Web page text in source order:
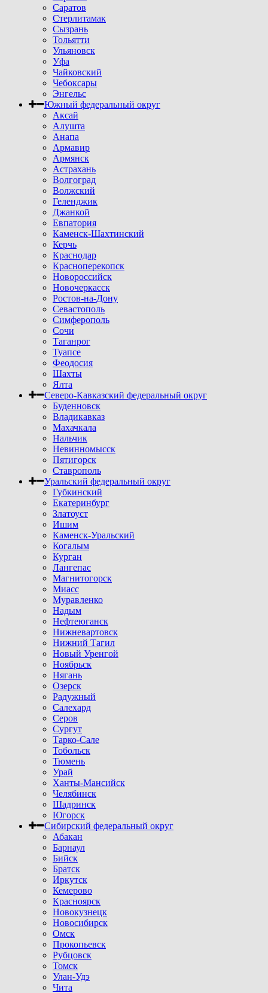
Саратов
Стерлитамак
Сызрань
Тольятти
Ульяновск
Уфа
Чайковский
Чебоксары
Энгельс
Южный федеральный округ
Аксай
Алушта
Анапа
Армавир
Армянск
Астрахань
Волгоград
Волжский
Геленджик
Джанкой
Евпатория
Каменск-Шахтинский
Керчь
Краснодар
Красноперекопск
Новороссийск
Новочеркасск
Ростов-на-Дону
Севастополь
Симферополь
Сочи
Таганрог
Туапсе
Феодосия
Шахты
Ялта
Северо-Кавказский федеральный округ
Буденновск
Владикавказ
Махачкала
Нальчик
Невинномысск
Пятигорск
Ставрополь
Уральский федеральный округ
Губкинский
Екатеринбург
Златоуст
Ишим
Каменск-Уральский
Когалым
Курган
Лангепас
Магнитогорск
Миасс
Муравленко
Надым
Нефтеюганск
Нижневартовск
Нижний Тагил
Новый Уренгой
Ноябрьск
Нягань
Озерск
Радужный
Салехард
Серов
Сургут
Тарко-Сале
Тобольск
Тюмень
Урай
Ханты-Мансийск
Челябинск
Шадринск
Югорск
Сибирский федеральный округ
Абакан
Барнаул
Бийск
Братск
Иркутск
Кемерово
Красноярск
Новокузнецк
Новосибирск
Омск
Прокопьевск
Рубцовск
Томск
Улан-Удэ
Чита